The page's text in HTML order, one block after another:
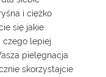
i ciężko
się jakie
czego lepiej
pielęgnacja
skorzystajcie